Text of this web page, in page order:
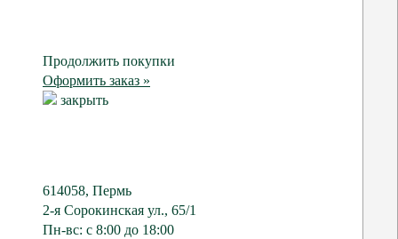
Продолжить покупки
Оформить заказ »
закрыть
614058, Пермь
2-я Сорокинская ул., 65/1
Пн-вс: с 8:00 до 18:00